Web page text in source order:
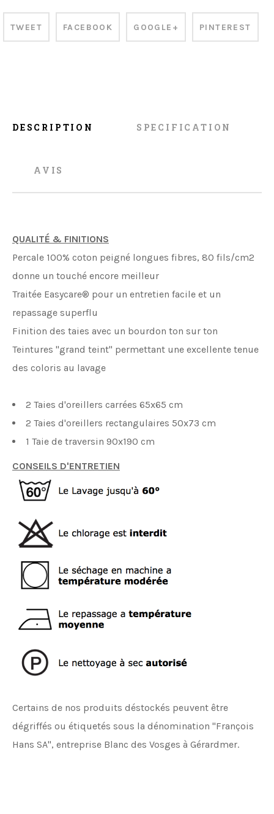
TWEET FACEBOOK GOOGLE+ PINTEREST
DESCRIPTION SPECIFICATION
AVIS
QUALITÉ & FINITIONS
Percale 100% coton peigné longues fibres, 80 fils/cm2
donne un touché encore meilleur
Traitée Easycare® pour un entretien facile et un
repassage superflu
Finition des taies avec un bourdon ton sur ton
Teintures "grand teint" permettant une excellente tenue
des coloris au lavage
2 Taies d'oreillers carrées 65x65 cm
2 Taies d'oreillers rectangulaires 50x73 cm
1 Taie de traversin 90x190 cm
CONSEILS D'ENTRETIEN
Certains de nos produits déstockés peuvent être
dégriffés ou étiquetés sous la dénomination "François
Hans SA", entreprise Blanc des Vosges à Gérardmer.